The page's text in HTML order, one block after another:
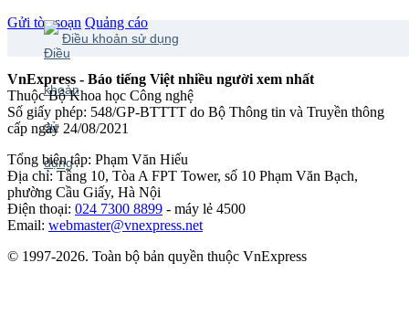
Gửi tòa soạn Quảng cáo
Điều khoản sử dụng
VnExpress - Báo tiếng Việt nhiều người xem nhất
Thuộc Bộ Khoa học Công nghệ
Số giấy phép: 548/GP-BTTTT do Bộ Thông tin và Truyền thông
cấp ngày 24/08/2021
Tổng biên tập: Phạm Văn Hiếu
Địa chỉ: Tầng 10, Tòa A FPT Tower, số 10 Phạm Văn Bạch,
phường Cầu Giấy, Hà Nội
Điện thoại: 024 7300 8899 - máy lẻ 4500
Email: webmaster@vnexpress.net
© 1997-2026. Toàn bộ bản quyền thuộc VnExpress